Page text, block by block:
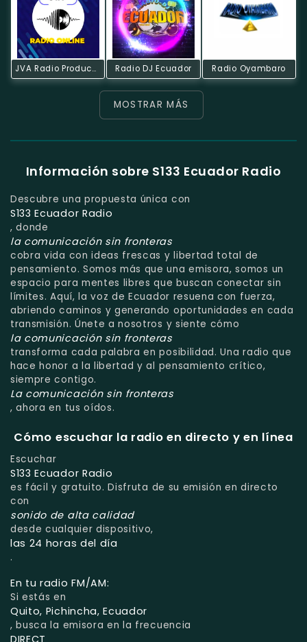
JVA Radio Producciones Online Radio DJ Ecuador Radio Oyambaro
MOSTRAR MÁS
Información sobre S133 Ecuador Radio
Descubre una propuesta única con
S133 Ecuador Radio
, donde
la comunicación sin fronteras
cobra vida con ideas frescas y libertad total de
pensamiento. Somos más que una emisora, somos un
espacio para mentes libres que buscan conectar sin
límites. Aquí, la voz de Ecuador resuena con fuerza,
abriendo caminos y generando oportunidades en cada
transmisión. Únete a nosotros y siente cómo
la comunicación sin fronteras
transforma cada palabra en posibilidad. Una radio que
hace honor a la libertad y al pensamiento crítico,
siempre contigo.
La comunicación sin fronteras
, ahora en tus oídos.
Cómo escuchar la radio en directo y en línea
Escuchar
S133 Ecuador Radio
es fácil y gratuito. Disfruta de su emisión en directo
con
sonido de alta calidad
desde cualquier dispositivo,
las 24 horas del día
.
En tu radio FM/AM:
Si estás en
Quito, Pichincha, Ecuador
, busca la emisora en la frecuencia